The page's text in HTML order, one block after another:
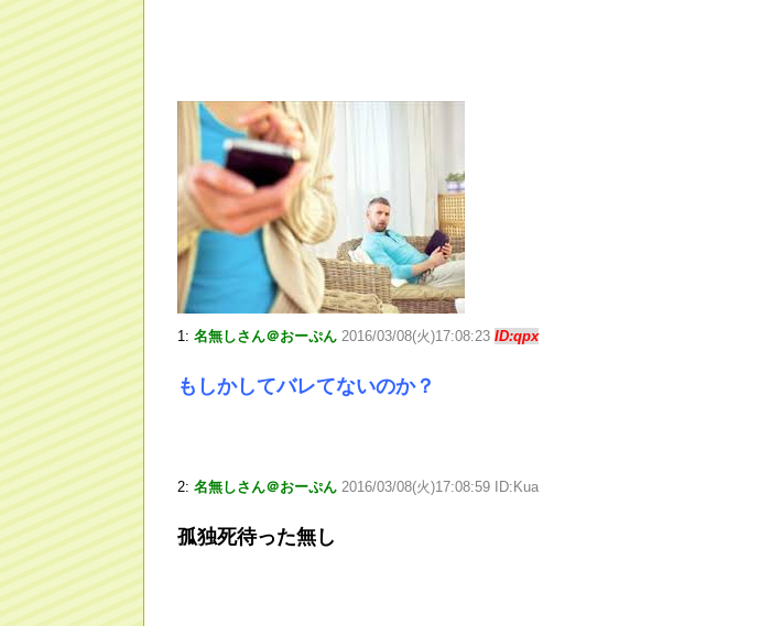
1: 名無しさん＠おーぷん 2016/03/08(火)17:08:23 ID:qpx
もしかしてバレてないのか？
2: 名無しさん＠おーぷん 2016/03/08(火)17:08:59 ID:Kua
孤独死待った無し